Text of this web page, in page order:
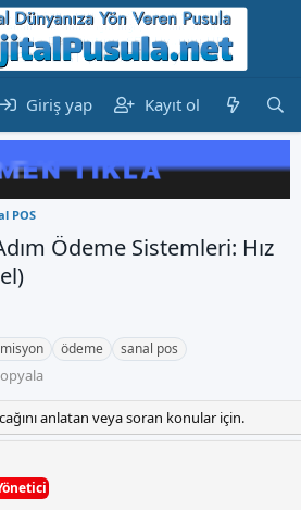
Giriş yap Kayıt ol
POS
Ödeme Sistemleri: Hız
ödeme sanal pos
anlatan veya soran konular için.